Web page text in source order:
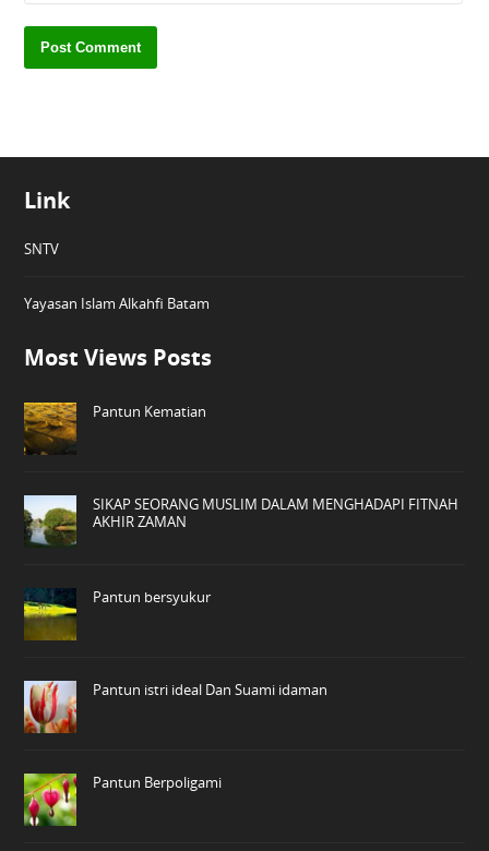
Link
SNTV
Yayasan Islam Alkahfi Batam
Most Views Posts
Pantun Kematian
SIKAP SEORANG MUSLIM DALAM MENGHADAPI FITNAH
AKHIR ZAMAN
Pantun bersyukur
Pantun istri ideal Dan Suami idaman
Pantun Berpoligami